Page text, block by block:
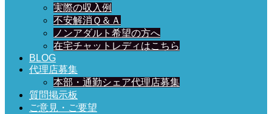
実際の収入例
不安解消Ｑ＆Ａ
ノンアダルト希望の方へ
在宅チャットレディはこちら
BLOG
代理店募集
本部・通勤シェア代理店募集
質問掲示板
ご意見・ご要望